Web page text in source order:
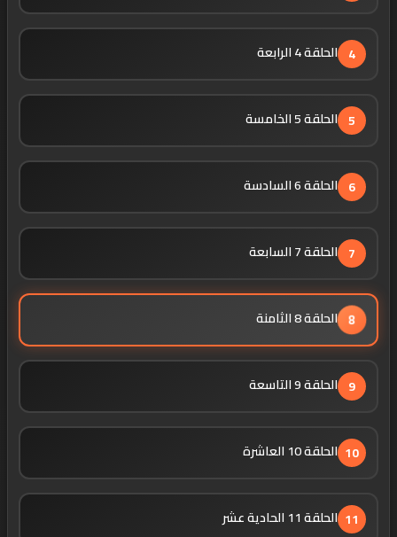
4 الحلقة 4 الرابعة
5 الحلقة 5 الخامسة
6 الحلقة 6 السادسة
7 الحلقة 7 السابعة
8 الحلقة 8 الثامنة
9 الحلقة 9 التاسعة
10 الحلقة 10 العاشرة
11 الحلقة 11 الحادية عشر